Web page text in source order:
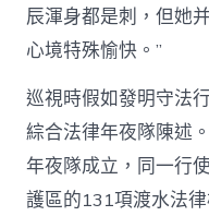
辰渾身都是刺，但她
心境特殊愉快。”
巡視時假如發明守法
綜合法律年夜隊陳述
年夜隊成立，同一行
護區的131項渡水法